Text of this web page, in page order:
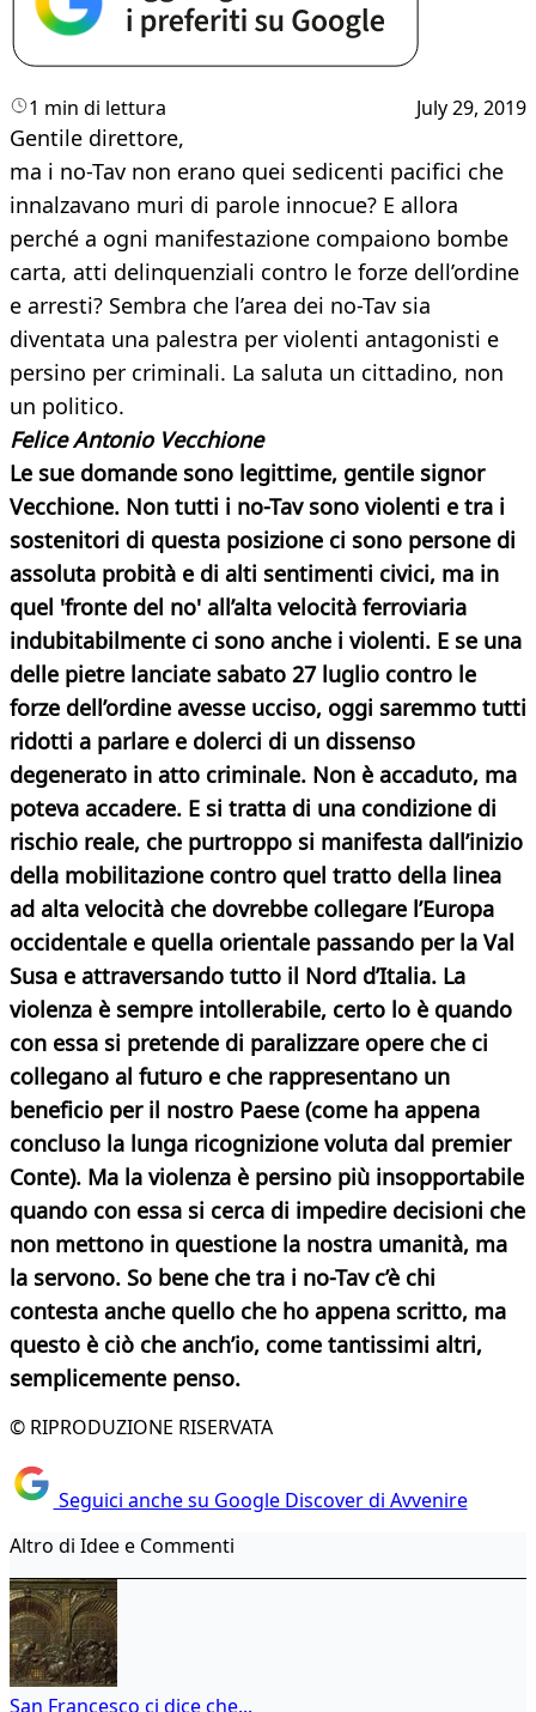
1 min di lettura July 29, 2019
Gentile direttore,
ma i no-Tav non erano quei sedicenti pacifici che
innalzavano muri di parole innocue? E allora
perché a ogni manifestazione compaiono bombe
carta, atti delinquenziali contro le forze dell’ordine
e arresti? Sembra che l’area dei no-Tav sia
diventata una palestra per violenti antagonisti e
persino per criminali. La saluta un cittadino, non
un politico.
Felice Antonio Vecchione
Le sue domande sono legittime, gentile signor
Vecchione. Non tutti i no-Tav sono violenti e tra i
sostenitori di questa posizione ci sono persone di
assoluta probità e di alti sentimenti civici, ma in
quel 'fronte del no' all’alta velocità ferroviaria
indubitabilmente ci sono anche i violenti. E se una
delle pietre lanciate sabato 27 luglio contro le
forze dell’ordine avesse ucciso, oggi saremmo tutti
ridotti a parlare e dolerci di un dissenso
degenerato in atto criminale. Non è accaduto, ma
poteva accadere. E si tratta di una condizione di
rischio reale, che purtroppo si manifesta dall’inizio
della mobilitazione contro quel tratto della linea
ad alta velocità che dovrebbe collegare l’Europa
occidentale e quella orientale passando per la Val
Susa e attraversando tutto il Nord d’Italia. La
violenza è sempre intollerabile, certo lo è quando
con essa si pretende di paralizzare opere che ci
collegano al futuro e che rappresentano un
beneficio per il nostro Paese (come ha appena
concluso la lunga ricognizione voluta dal premier
Conte). Ma la violenza è persino più insopportabile
quando con essa si cerca di impedire decisioni che
non mettono in questione la nostra umanità, ma
la servono. So bene che tra i no-Tav c’è chi
contesta anche quello che ho appena scritto, ma
questo è ciò che anch’io, come tantissimi altri,
semplicemente penso.
© RIPRODUZIONE RISERVATA
Seguici anche su Google Discover di Avvenire
Altro di Idee e Commenti
San Francesco ci dice che...